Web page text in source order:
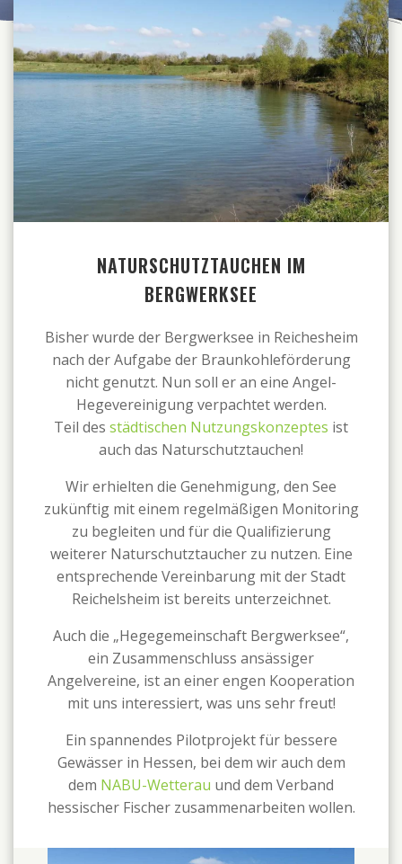
NATURSCHUTZTAUCHEN IM
BERGWERKSEE
Bisher wurde der Bergwerksee in Reichesheim
nach der Aufgabe der Braunkohleförderung
nicht genutzt. Nun soll er an eine Angel-
Hegevereinigung verpachtet werden.
Teil des städtischen Nutzungskonzeptes ist
auch das Naturschutztauchen!
Wir erhielten die Genehmigung, den See
zukünftig mit einem regelmäßigen Monitoring
zu begleiten und für die Qualifizierung
weiterer Naturschutztaucher zu nutzen. Eine
entsprechende Vereinbarung mit der Stadt
Reichelsheim ist bereits unterzeichnet.
Auch die „Hegegemeinschaft Bergwerksee“,
ein Zusammenschluss ansässiger
Angelvereine, ist an einer engen Kooperation
mit uns interessiert, was uns sehr freut!
Ein spannendes Pilotprojekt für bessere
Gewässer in Hessen, bei dem wir auch dem
dem NABU-Wetterau und dem Verband
hessischer Fischer zusammenarbeiten wollen.